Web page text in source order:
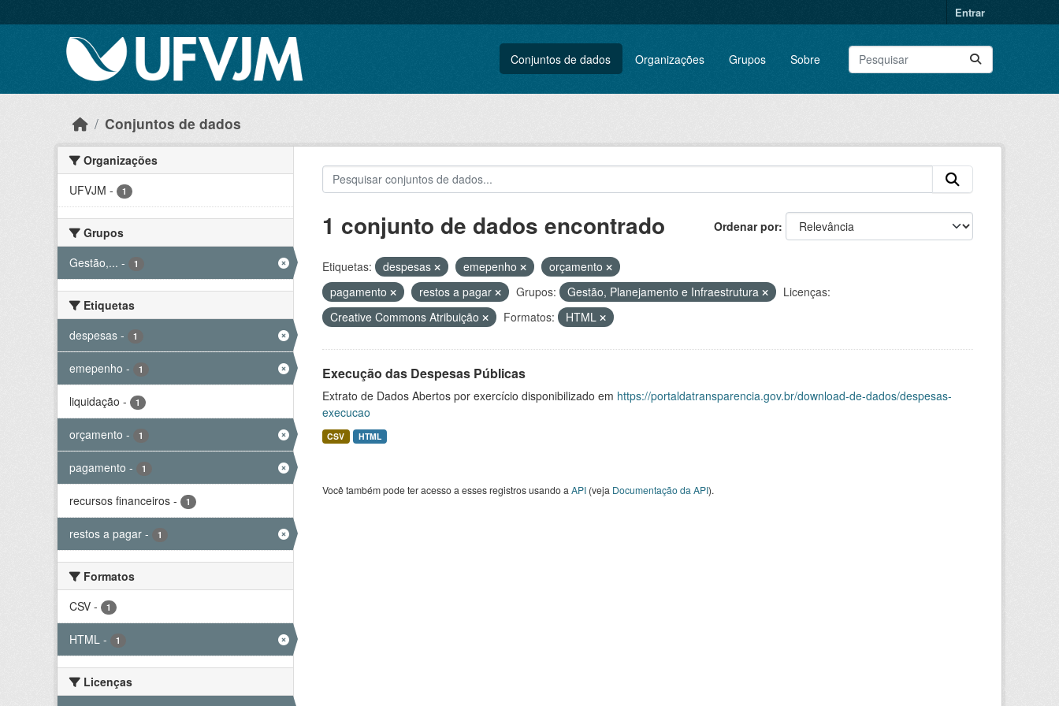
Entrar
Conjuntos de dados Organizações Grupos Sobre
Conjuntos de dados
Organizações
UFVJM - 1
Grupos
Gestão,... - 1
Etiquetas
despesas - 1
emepenho - 1
liquidação - 1
orçamento - 1
pagamento - 1
recursos financeiros - 1
restos a pagar - 1
Formatos
CSV - 1
HTML - 1
Licenças
Ordenar por
1 conjunto de dados encontrado
Etiquetas: despesas emepenho
orçamento
pagamento
restos a pagar Grupos: Gestão, Planejamento e Infraestrutura
Licenças:
Creative Commons Atribuição
Formatos: HTML
Execução das Despesas Públicas
Extrato de Dados Abertos por exercício disponibilizado em https://portaldatransparencia.gov.br/download-de-dados/despesas-
execucao
CSV HTML
Você também pode ter acesso a esses registros usando a API(veja Documentação da API).